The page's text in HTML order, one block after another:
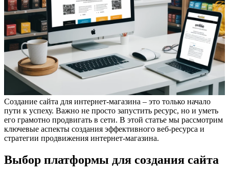
Создание сайта для интернет-магазина – это только начало
пути к успеху. Важно не просто запустить ресурс, но и уметь
его грамотно продвигать в сети. В этой статье мы рассмотрим
ключевые аспекты создания эффективного веб-ресурса и
стратегии продвижения интернет-магазина.
Выбор платформы для создания сайта